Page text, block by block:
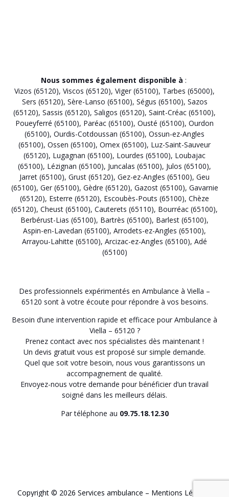
Nous sommes également disponible à :
Vizos (65120), Viscos (65120), Viger (65100), Tarbes (65000),
Sers (65120), Sère-Lanso (65100), Ségus (65100), Sazos
(65120), Sassis (65120), Saligos (65120), Saint-Créac (65100),
Poueyferré (65100), Paréac (65100), Ousté (65100), Ourdon
(65100), Ourdis-Cotdoussan (65100), Ossun-ez-Angles
(65100), Ossen (65100), Omex (65100), Luz-Saint-Sauveur
(65120), Lugagnan (65100), Lourdes (65100), Loubajac
(65100), Lézignan (65100), Juncalas (65100), Julos (65100),
Jarret (65100), Grust (65120), Gez-ez-Angles (65100), Geu
(65100), Ger (65100), Gèdre (65120), Gazost (65100), Gavarnie
(65120), Esterre (65120), Escoubès-Pouts (65100), Chèze
(65120), Cheust (65100), Cauterets (65110), Bourréac (65100),
Berbérust-Lias (65100), Bartrès (65100), Barlest (65100),
Aspin-en-Lavedan (65100), Arrodets-ez-Angles (65100),
Arrayou-Lahitte (65100), Arcizac-ez-Angles (65100), Adé
(65100)
Des professionnels expérimentés en Ambulance à Viella –
65120 sont à votre écoute pour répondre à vos besoins.
Besoin d’une intervention rapide et efficace pour Ambulance à
Viella – 65120 ?
Prenez contact avec nos spécialistes dès maintenant !
Un devis gratuit vous est proposé sur simple demande.
Quel que soit votre besoin, nous vous garantissons un
accompagnement de qualité.
Envoyez-nous votre demande pour bénéficier d’un travail
soigné dans les meilleurs délais.
Par téléphone au 09.75.18.12.30
Copyright © 2026 Services ambulance – Mentions Légales